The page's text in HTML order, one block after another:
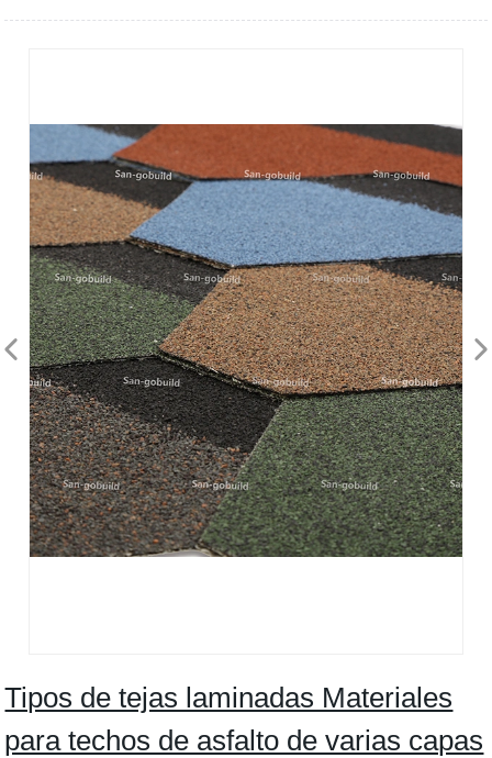
Tipos de tejas laminadas Materiales
para techos de asfalto de varias capas